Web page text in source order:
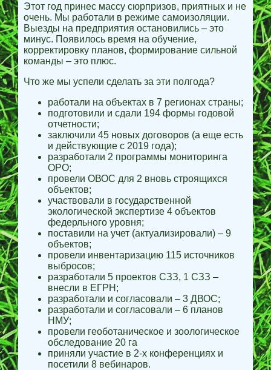
Этот год принес массу сюрпризов, приятных и не
очень. Мы работали в режиме самоизоляции.
Выезды на предприятия остановились – это
минус. Появилось время на обучение,
корректировку планов, формирование сильной
команды – это плюс.
Что же мы успели сделать за эти полгода?
работали на объектах в 7 регионах страны;
подготовили и сдали 194 формы годовой
отчетности;
заключили 45 новых договоров (а еще есть
и действующие с 2019 года);
разработали 2 программы мониторинга
ОРО;
провели ОВОС для 2 вновь строящихся
объектов;
участвовали в государственной
экологической экспертизе 4 объектов
федерльного уровня;
поставили на учет (актуализировали) – 9
объектов;
провели инвентаризацию 115 источников
выбросов;
разработали 5 проектов СЗЗ, 1 СЗЗ –
внесли в ЕГРН;
разработали и согласовали – 3 ДВОС;
разработали и согласовали – 6 планов
НМУ;
провели геоботаническое и зоологическое
обследование 20 га
приняли участие в 2-х конференциях и
посетили 8 вебинаров.